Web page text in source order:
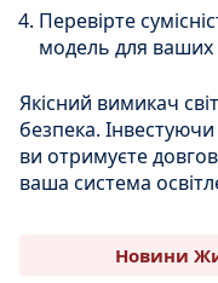
Перевірте
модель для ваших
Якісний вимикач
безпека.
ви отримуєте
ваша система
Новини